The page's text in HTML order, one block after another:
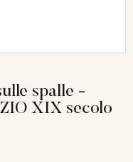
spalle -
XIX secolo